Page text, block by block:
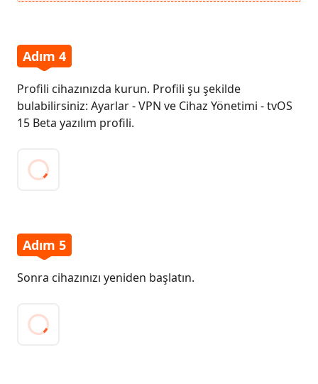
Adım 4
Profili cihazınızda kurun. Profili şu şekilde
bulabilirsiniz: Ayarlar - VPN ve Cihaz Yönetimi - tvOS
15 Beta yazılım profili.
Adım 5
Sonra cihazınızı yeniden başlatın.